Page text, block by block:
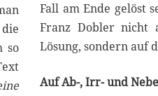
r
2
0
1
so
Fall am Ende gelöst
Franz Dobler nicht
Lösung, sondern auf
Auf Ab-, Irr- und